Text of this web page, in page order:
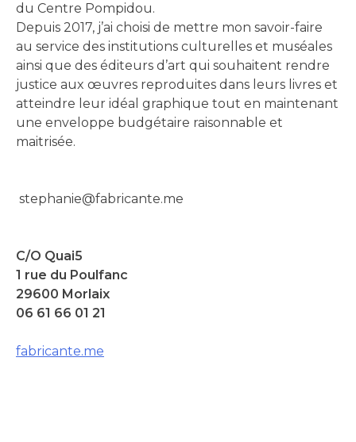
du Centre Pompidou.
Depuis 2017, j’ai choisi de mettre mon savoir-faire
au service des institutions culturelles et muséales
ainsi que des éditeurs d’art qui souhaitent rendre
justice aux œuvres reproduites dans leurs livres et
atteindre leur idéal graphique tout en maintenant
une enveloppe budgétaire raisonnable et
maitrisée.
stephanie@fabricante.me
C/O Quai5
1 rue du Poulfanc
29600 Morlaix
06 61 66 01 21
fabricante.me